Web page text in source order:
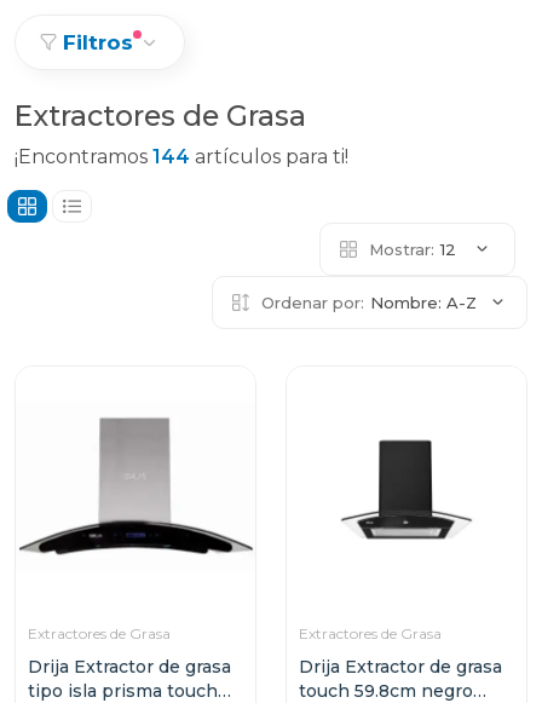
Filtros
Extractores de Grasa
¡Encontramos 144 artículos para ti!
Mostrar: 12
Ordenar por: Nombre: A-Z
Extractores de Grasa
Drija Extractor de grasa
tipo isla prisma touch
Extractores de Grasa
Drija Extractor de grasa
touch 59.8cm negro